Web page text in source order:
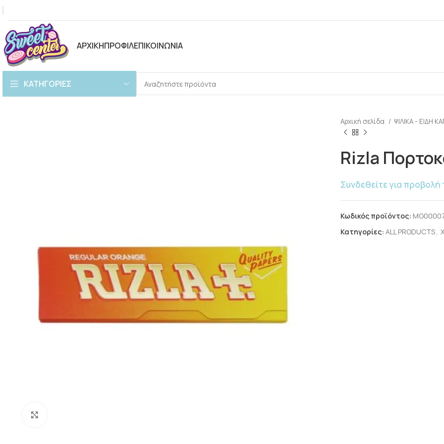
ΑΡΧΙΚΗΠΡΟΦΙΛΕΠΙΚΟΙΝΩΝΙΑ
ΚΑΤΗΓΟΡΙΕΣ
Αρχική σελίδα ΨΙΛΙΚΑ - ΕΙΔΗ
Rizla
Συνδεθείτε για προβολή
Κωδικός προϊόντος:
Κατηγορίες: ALL PRODUCTS,